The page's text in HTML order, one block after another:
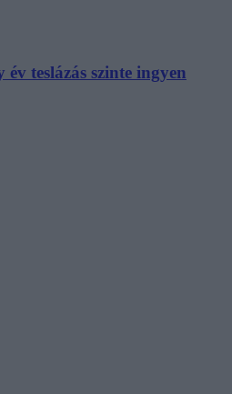
teslázás szinte ingyen